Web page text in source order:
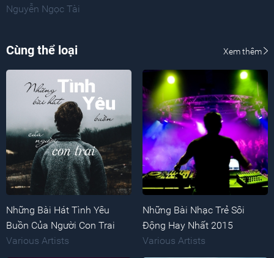
Nguyễn Ngọc Tài
Cùng thể loại Xem thêm
Những Bài Hát Tình Yêu
Buồn Của Người Con Trai
Various Artists
Những Bài Nhạc Trẻ Sôi
Động Hay Nhất 2015
Various Artists